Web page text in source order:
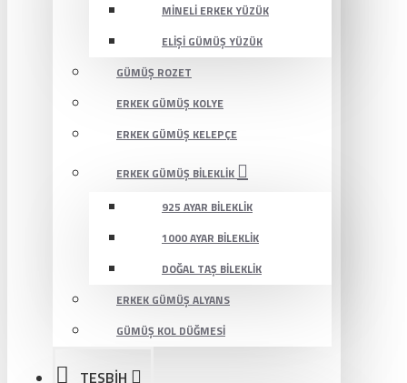
MINELI ERKEK YÜZÜK
ELIŞI GÜMÜŞ YÜZÜK
GÜMÜŞ ROZET
ERKEK GÜMÜŞ KOLYE
ERKEK GÜMÜŞ KELEPÇE
ERKEK GÜMÜŞ BILEKLIK
925 AYAR BILEKLIK
1000 AYAR BILEKLIK
DOĞAL TAŞ BILEKLIK
ERKEK GÜMÜŞ ALYANS
GÜMÜŞ KOL DÜĞMESI
TESBİH